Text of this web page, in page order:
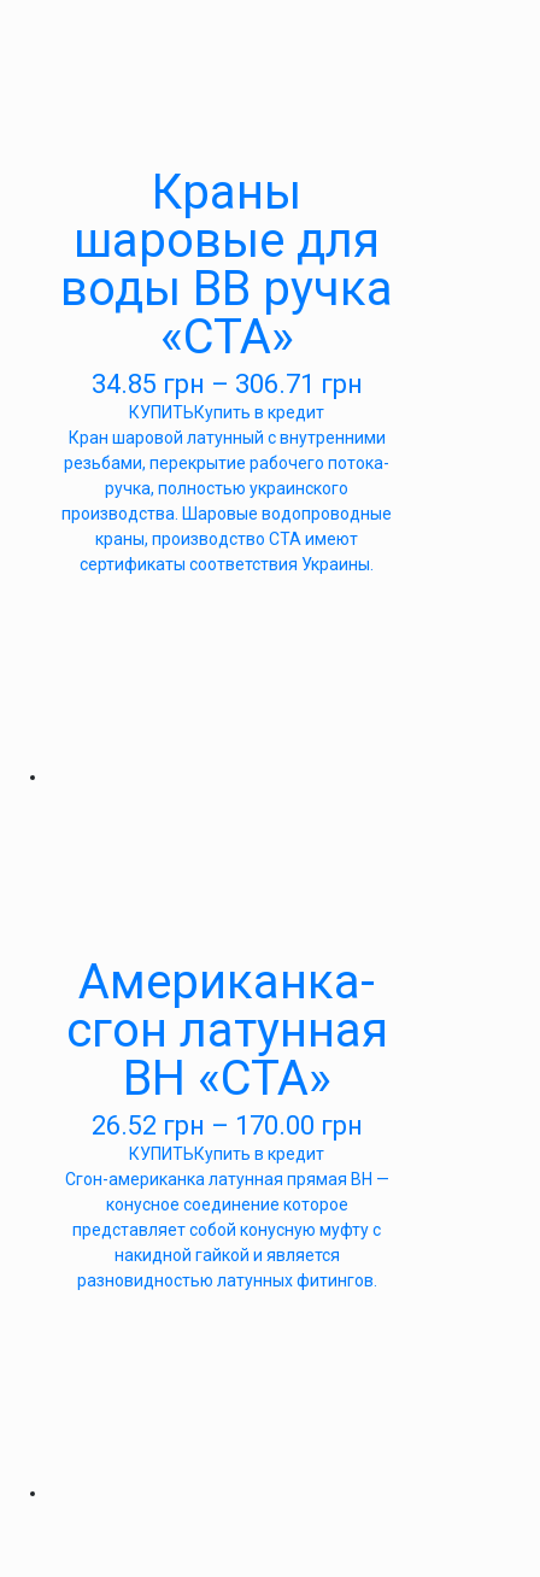
Краны
шаровые для
воды ВВ ручка
«СТА»
34.85 грн – 306.71 грн
КУПИТЬКупить в кредит
Кран шаровой латунный с внутренними
резьбами, перекрытие рабочего потока-
ручка, полностью украинского
производства. Шаровые водопроводные
краны, производство СТА имеют
сертификаты соответствия Украины.
Американка-
сгон латунная
ВН «СТА»
26.52 грн – 170.00 грн
КУПИТЬКупить в кредит
Сгон-американка латунная прямая ВН —
конусное соединение которое
представляет собой конусную муфту с
накидной гайкой и является
разновидностью латунных фитингов.